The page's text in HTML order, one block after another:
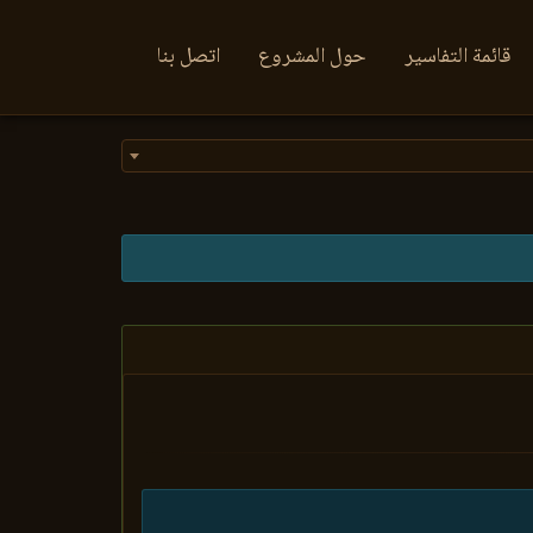
قائمة التفاسير حول المشروع اتصل بنا